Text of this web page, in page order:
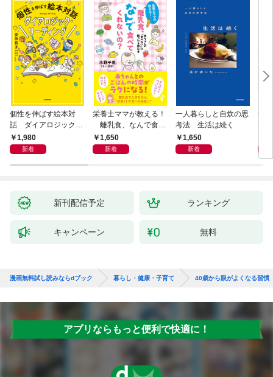
個性を伸ばす絵本対
話 ダイアロジック・
リーディング
1,980
新着
栄養士ママが教える！
離乳食、なんで食べ
てくれないの？ 赤ちゃ
んの「食べない」に困
1,650
新着
一人暮らしと自炊の思
考法 生活は続く
1,650
新着
毎
ず
新刊配信予定 ランキング
キャンペーン 無料
漫画無料試し読みならdブック 暮らし・健康・子育て 40歳から眼がよくなる習慣
アプリならもっと便利で快適に！